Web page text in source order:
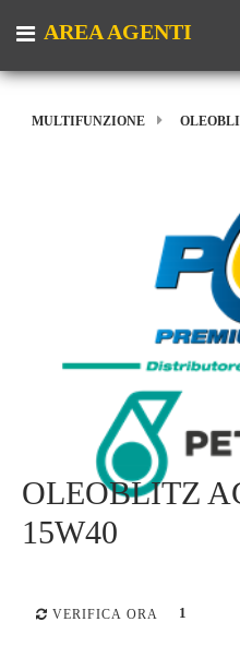
Open menu
AREA AGENTI
MULTIFUNZIONE
OLEOBLITZ
15W40
VERIFICA ORA 1